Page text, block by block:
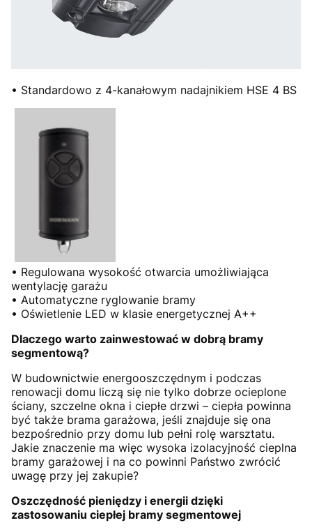
• Standardowo z 4-kanałowym nadajnikiem HSE 4 BS
• Regulowana wysokość otwarcia umożliwiająca
wentylację garażu
• Automatyczne ryglowanie bramy
• Oświetlenie LED w klasie energetycznej A++
Dlaczego warto zainwestować w dobrą bramy
segmentową?
W budownictwie energooszczędnym i podczas
renowacji domu liczą się nie tylko dobrze ocieplone
ściany, szczelne okna i ciepłe drzwi – ciepła powinna
być także brama garażowa, jeśli znajduje się ona
bezpośrednio przy domu lub pełni rolę warsztatu.
Jakie znaczenie ma więc wysoka izolacyjność cieplna
bramy garażowej i na co powinni Państwo zwrócić
uwagę przy jej zakupie?
Oszczędność pieniędzy i energii dzięki
zastosowaniu ciepłej bramy segmentowej